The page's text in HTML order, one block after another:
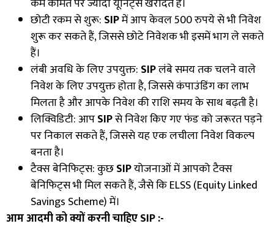
कम कीमत पर ज्यादा यूनिट्स खरीदते हैं।
छोटी रकम से शुरू: SIPमें आप केवल500रुपये से भी निवेश
शुरू कर सकते हैं,जिससे छोटे निवेशक भी इसमें भाग ले सकते
हैं।
लंबी अवधि के लिए उपयुक्त: SIPलंबे समय तक चलने वाले
निवेश के लिए उपयुक्त होता है,जिससे कंपाउंडिंग का लाभ
मिलता है और आपके निवेश की राशि समय के साथ बढ़ती है।
लिक्विडिटी: आपSIPसे निवेश किए गए फंड को जरूरत पड़ने
पर निकाल सकते हैं,जिससे यह एक लचीला निवेश विकल्प
बनता है।
टैक्स बेनिफिट्स: कुछSIPयोजनाओं में आपको टैक्स
बेनिफिट्स भी मिल सकते हैं,जैसे किELSS (Equity Linked
Savings Scheme)में।
आम आदमी को क्यों करनी चाहिएSIP :-